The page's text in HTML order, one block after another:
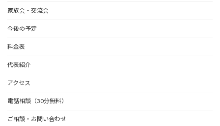
家族会・交流会
今後の予定
料金表
代表紹介
アクセス
電話相談（30分無料）
ご相談・お問い合わせ